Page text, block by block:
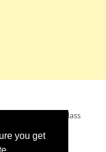
you get
leben dürfen, dass
von den
mir.